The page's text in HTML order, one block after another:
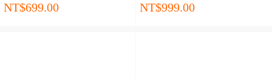
NT$699.00 NT$999.00